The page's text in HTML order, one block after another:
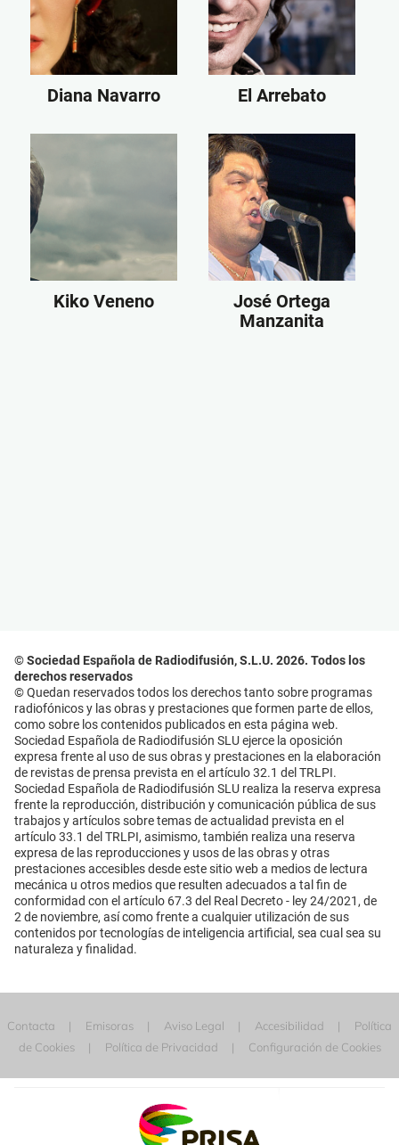
Diana Navarro El Arrebato
Kiko Veneno
José Ortega
Manzanita
© Sociedad Española de Radiodifusión, S.L.U. 2026. Todos los
derechos reservados
© Quedan reservados todos los derechos tanto sobre programas
radiofónicos y las obras y prestaciones que formen parte de ellos,
como sobre los contenidos publicados en esta página web.
Sociedad Española de Radiodifusión SLU ejerce la oposición
expresa frente al uso de sus obras y prestaciones en la elaboración
de revistas de prensa prevista en el artículo 32.1 del TRLPI.
Sociedad Española de Radiodifusión SLU realiza la reserva expresa
frente la reproducción, distribución y comunicación pública de sus
trabajos y artículos sobre temas de actualidad prevista en el
artículo 33.1 del TRLPI, asimismo, también realiza una reserva
expresa de las reproducciones y usos de las obras y otras
prestaciones accesibles desde este sitio web a medios de lectura
mecánica u otros medios que resulten adecuados a tal fin de
conformidad con el artículo 67.3 del Real Decreto - ley 24/2021, de
2 de noviembre, así como frente a cualquier utilización de sus
contenidos por tecnologías de inteligencia artificial, sea cual sea su
naturaleza y finalidad.
Contacta Emisoras Aviso Legal Accesibilidad
Política
de Cookies
Política de Privacidad Configuración de Cookies